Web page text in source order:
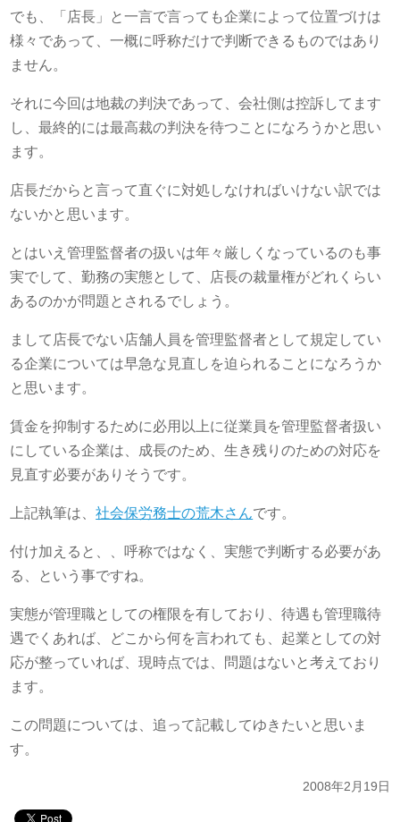
でも、「店長」と一言で言っても企業によって位置づけは
様々であって、一概に呼称だけで判断できるものではあり
ません。
それに今回は地裁の判決であって、会社側は控訴してます
し、最終的には最高裁の判決を待つことになろうかと思い
ます。
店長だからと言って直ぐに対処しなければいけない訳では
ないかと思います。
とはいえ管理監督者の扱いは年々厳しくなっているのも事
実でして、勤務の実態として、店長の裁量権がどれくらい
あるのかが問題とされるでしょう。
まして店長でない店舗人員を管理監督者として規定してい
る企業については早急な見直しを迫られることになろうか
と思います。
賃金を抑制するために必用以上に従業員を管理監督者扱い
にしている企業は、成長のため、生き残りのための対応を
見直す必要がありそうです。
上記執筆は、社会保労務士の荒木さんです。
付け加えると、、呼称ではなく、実態で判断する必要があ
る、という事ですね。
実態が管理職としての権限を有しており、待遇も管理職待
遇でくあれば、どこから何を言われても、起業としての対
応が整っていれば、現時点では、問題はないと考えており
ます。
この問題については、追って記載してゆきたいと思いま
す。
2008年2月19日